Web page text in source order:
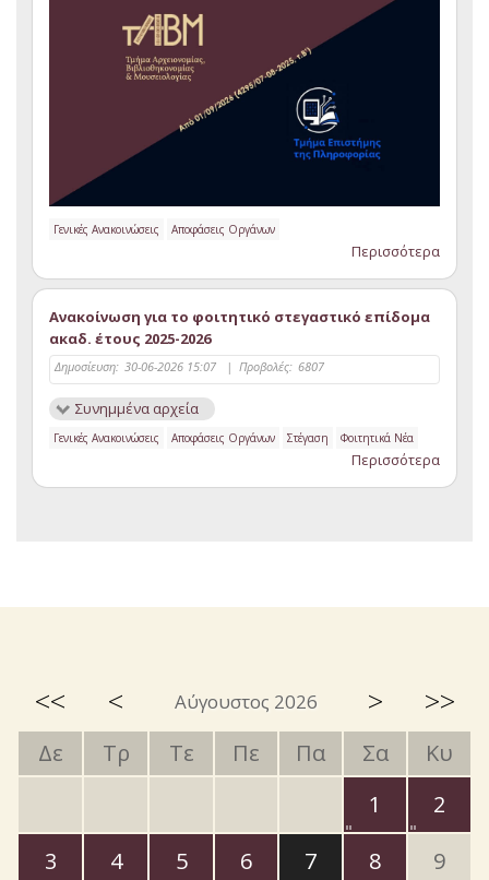
Γενικές Ανακοινώσεις Αποφάσεις Οργάνων
Περισσότερα
Ανακοίνωση για το φοιτητικό στεγαστικό επίδομα
ακαδ. έτους 2025-2026
Δημοσίευση: 30-06-2026 15:07 | Προβολές: 6807
Συνημμένα αρχεία
Γενικές Ανακοινώσεις Αποφάσεις Οργάνων Στέγαση Φοιτητικά Νέα
Περισσότερα
<< < Αύγουστος 2026 > >>
Δε Τρ Τε Πε Πα Σα
Κυ
1
2
3
4 5 6 7 8
9